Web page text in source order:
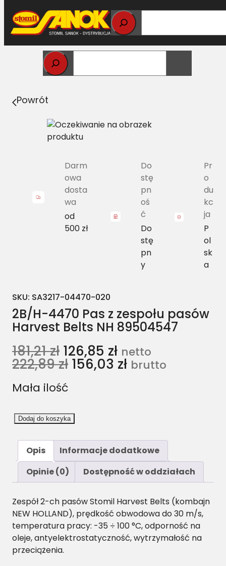
Przejdź
do
treści
Strona główna>
pasów Harvest Belts NH 89504547
Powrót
Darm
owa
dosta
wa
od
500 zł
Do
stę
pn
oś
ć
Do
stę
pn
y
Pr
o
du
kc
ja
P
ol
sk
a
SKU: SA3217-04470-020
2B/H-4470 Pas z zespołu pasów
Harvest Belts NH 89504547
181,21zł 126,85 zł netto
222,89zł 156,03 zł brutto
Mała ilość
2
/
H
-
4
4
Dodaj do koszyka
Opis
Informacje dodatkowe
Opinie (0)
Dostępność w oddziałach
Zespół 2-ch pasów Stomil Harvest Belts (kombajn
NEW HOLLAND), prędkość obwodowa do 30 m/s,
temperatura pracy: -35 ÷ 100 °C, odporność na
oleje, antyelektrostatyczność, wytrzymałość na
przeciążenia.